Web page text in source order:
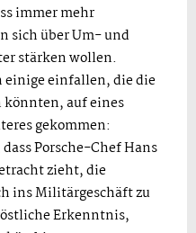
immer mehr
sich über Um- und
stärken wollen.
einige einfallen, die die
könnten, auf eines
gekommen:
Porsche-Chef Hans
zieht, die
ins Militärgeschäft zu
Erkenntnis,